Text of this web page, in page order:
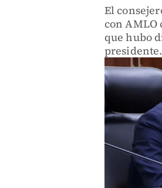
El
con
que hubo
presidente.